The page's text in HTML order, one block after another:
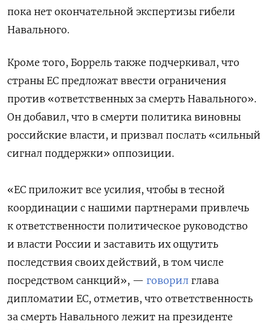
пока нет окончательной экспертизы гибели
Навального.
Кроме того, Боррель также подчеркивал, что
страны ЕС предложат ввести ограничения
против «ответственных за смерть Навального».
Он добавил, что в смерти политика виновны
российские власти, и призвал послать «сильный
сигнал поддержки» оппозиции.
«ЕС приложит все усилия, чтобы в тесной
координации с нашими партнерами привлечь
к ответственности политическое руководство
и власти России и заставить их ощутить
последствия своих действий, в том числе
посредством санкций», — говорил глава
дипломатии ЕС, отметив, что ответственность
за смерть Навального лежит на президенте